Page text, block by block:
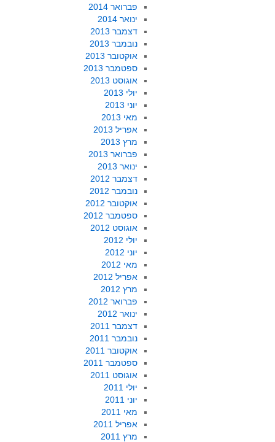
פברואר 2014
ינואר 2014
דצמבר 2013
נובמבר 2013
אוקטובר 2013
ספטמבר 2013
אוגוסט 2013
יולי 2013
יוני 2013
מאי 2013
אפריל 2013
מרץ 2013
פברואר 2013
ינואר 2013
דצמבר 2012
נובמבר 2012
אוקטובר 2012
ספטמבר 2012
אוגוסט 2012
יולי 2012
יוני 2012
מאי 2012
אפריל 2012
מרץ 2012
פברואר 2012
ינואר 2012
דצמבר 2011
נובמבר 2011
אוקטובר 2011
ספטמבר 2011
אוגוסט 2011
יולי 2011
יוני 2011
מאי 2011
אפריל 2011
מרץ 2011